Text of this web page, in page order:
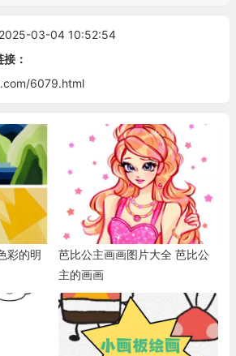
03-04 10:52:54
：
6079.html
彩的明
芭比公主画画图片大全 芭比公
主的画画